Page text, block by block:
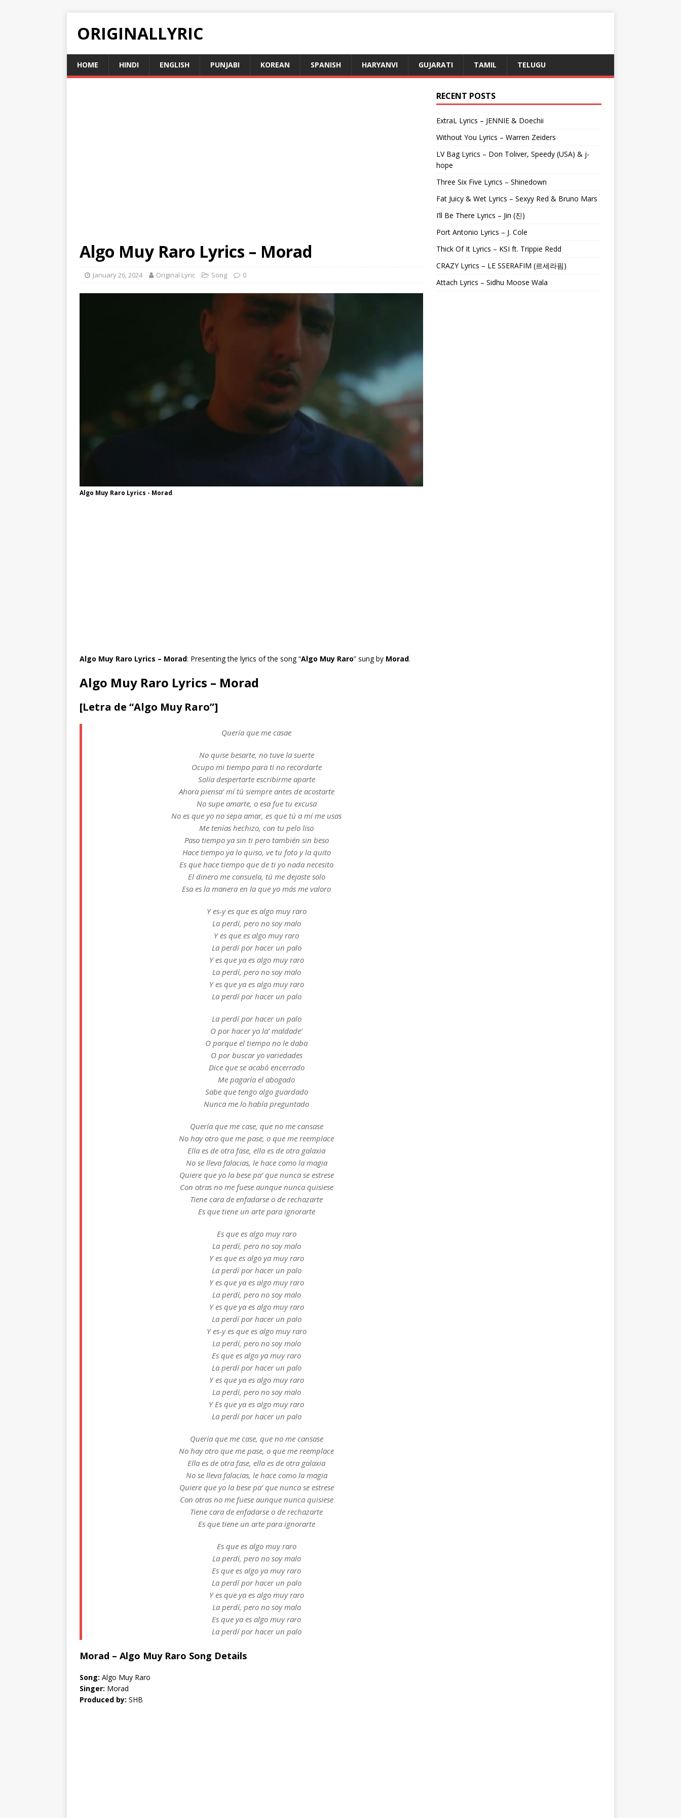
ORIGINALLYRIC
HOME HINDI ENGLISH PUNJABI KOREAN SPANISH HARYANVI GUJARATI TAMIL TELUGU
Algo Muy Raro Lyrics – Morad
January 26, 2024 Original Lyric Song 0
Algo Muy Raro Lyrics - Morad
Algo Muy Raro Lyrics – Morad: Presenting the lyrics of the song “Algo Muy Raro” sung by Morad.
Algo Muy Raro Lyrics – Morad
[Letra de “Algo Muy Raro”]
Quería que me casae
No quise besarte, no tuve la suerte
Ocupo mi tiempo para ti no recordarte
Solía despertarte escribirme aparte
Ahora piensa’ mí tú siempre antes de acostarte
No supe amarte, o esa fue tu excusa
No es que yo no sepa amar, es que tú a mí me usas
Me tenías hechizo, con tu pelo liso
Paso tiempo ya sin ti pero también sin beso
Hace tiempo ya lo quiso, ve tu foto y la quito
Es que hace tiempo que de ti yo nada necesito
El dinero me consuela, tú me dejaste solo
Esa es la manera en la que yo más me valoro
Y es-y es que es algo muy raro
La perdí, pero no soy malo
Y es que es algo muy raro
La perdí por hacer un palo
Y es que ya es algo muy raro
La perdí, pero no soy malo
Y es que ya es algo muy raro
La perdí por hacer un palo
La perdí por hacer un palo
O por hacer yo la’ maldade’
O porque el tiempo no le daba
O por buscar yo variedades
Dice que se acabó encerrado
Me pagaría el abogado
Sabe que tengo algo guardado
Nunca me lo había preguntado
Quería que me case, que no me cansase
No hay otro que me pase, o que me reemplace
Ella es de otra fase, ella es de otra galaxia
No se lleva falacias, le hace como la magia
Quiere que yo la bese pa’ que nunca se estrese
Con otras no me fuese aunque nunca quisiese
Tiene cara de enfadarse o de rechazarte
Es que tiene un arte para ignorarte
Es que es algo muy raro
La perdí, pero no soy malo
Y es que es algo ya muy raro
La perdí por hacer un palo
Y es que ya es algo muy raro
La perdí, pero no soy malo
Y es que ya es algo muy raro
La perdí por hacer un palo
Y es-y es que es algo muy raro
La perdí, pero no soy malo
Es que es algo ya muy raro
La perdí por hacer un palo
Y es que ya es algo muy raro
La perdí, pero no soy malo
Y Es que ya es algo muy raro
La perdí por hacer un palo
Quería que me case, que no me cansase
No hay otro que me pase, o que me reemplace
Ella es de otra fase, ella es de otra galaxia
No se lleva falacias, le hace como la magia
Quiere que yo la bese pa’ que nunca se estrese
Con otras no me fuese aunque nunca quisiese
Tiene cara de enfadarse o de rechazarte
Es que tiene un arte para ignorarte
Es que es algo muy raro
La perdí, pero no soy malo
Es que es algo ya muy raro
La perdí por hacer un palo
Y es que ya es algo muy raro
La perdí, pero no soy malo
Es que ya es algo muy raro
La perdí por hacer un palo
Morad – Algo Muy Raro Song Details
Song: Algo Muy Raro
Singer: Morad
Produced by: SHB
RECENT POSTS
ExtraL Lyrics – JENNIE & Doechii
Without You Lyrics – Warren Zeiders
LV Bag Lyrics – Don Toliver, Speedy (USA) & j-
hope
Three Six Five Lyrics – Shinedown
Fat Juicy & Wet Lyrics – Sexyy Red & Bruno Mars
I’ll Be There Lyrics – Jin (진)
Port Antonio Lyrics – J. Cole
Thick Of It Lyrics – KSI ft. Trippie Redd
CRAZY Lyrics – LE SSERAFIM (르세라핌)
Attach Lyrics – Sidhu Moose Wala